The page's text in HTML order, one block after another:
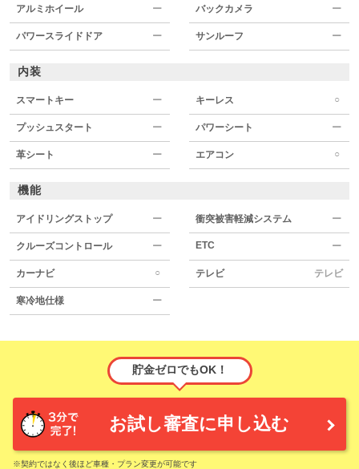
アルミホイール ー バックカメラ ー
パワースライドドア ー サンルーフ ー
内装
スマートキー ー キーレス ○
プッシュスタート ー パワーシート ー
革シート ー エアコン ○
機能
アイドリングストップ ー 衝突被害軽減システム ー
クルーズコントロール ー ETC ー
カーナビ ○ テレビ テレビ
寒冷地仕様 ー
貯金ゼロでもOK！
お試し審査に申し込む
※契約ではなく後ほど車種・プラン変更が可能です